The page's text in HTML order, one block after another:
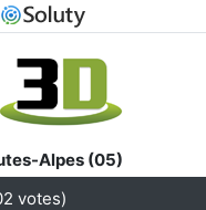
Alpes (05)
votes)